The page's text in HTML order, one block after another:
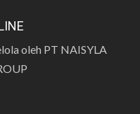
oleh PT NAISYLA